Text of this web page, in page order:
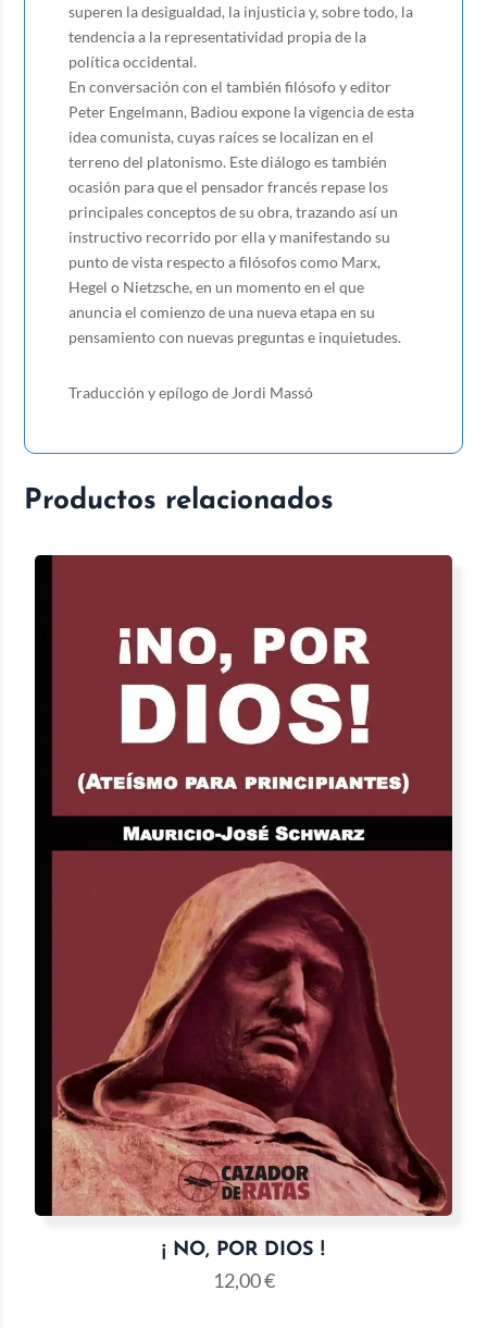
superen la desigualdad, la injusticia y, sobre todo, la
tendencia a la representatividad propia de la
política occidental.
En conversación con el también filósofo y editor
Peter Engelmann, Badiou expone la vigencia de esta
idea comunista, cuyas raíces se localizan en el
terreno del platonismo. Este diálogo es también
ocasión para que el pensador francés repase los
principales conceptos de su obra, trazando así un
instructivo recorrido por ella y manifestando su
punto de vista respecto a filósofos como Marx,
Hegel o Nietzsche, en un momento en el que
anuncia el comienzo de una nueva etapa en su
pensamiento con nuevas preguntas e inquietudes.
Traducción y epílogo de Jordi Massó
Productos relacionados
¡ NO, POR DIOS !
12,00€